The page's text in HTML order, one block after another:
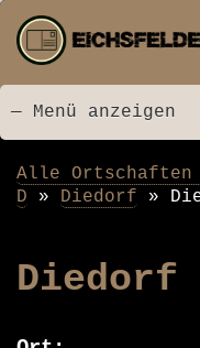
Menü
— Menü anzeigen
Startseite
Neu hinzugefügt
Postkarten
Bildarchiv
Videos
Suche
Kontakt
Links
Spende
Pfadnavigation
Alle Ortschaften
D
Diedorf
Diedorf